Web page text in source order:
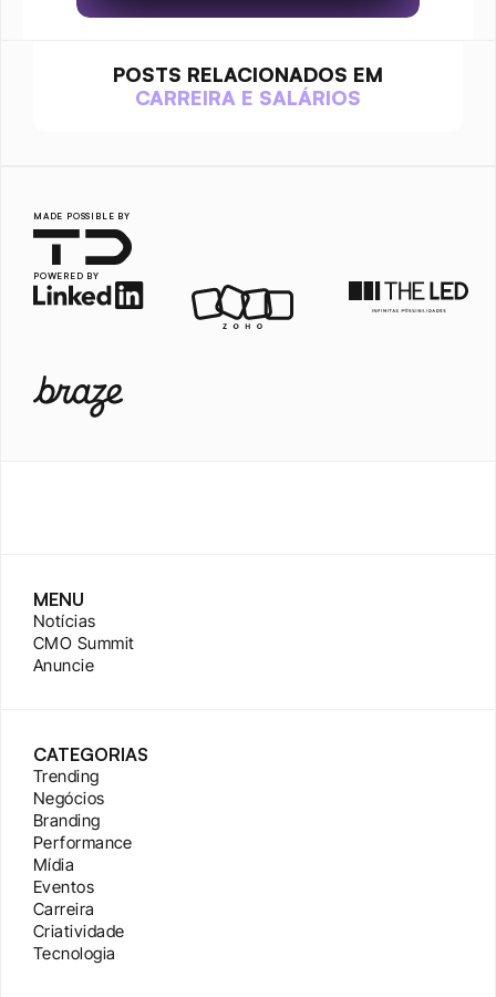
POSTS RELACIONADOS EM
CARREIRA E SALÁRIOS
MADE POSSIBLE BY
POWERED BY
MENU
Notícias
CMO Summit
Anuncie
CATEGORIAS
Trending
Negócios
Branding
Performance
Mídia
Eventos
Carreira
Criatividade
Tecnologia